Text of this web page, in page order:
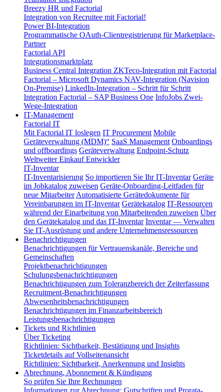
Breezy HR und Factorial
Integration von Recruitee mit Factorial!
Power BI-Integration
Programmatische OAuth-Clientregistrierung für Marketplace-
Partner
Factorial API
Integrationsmarktplatz
Business Central Integration ZKTeco-Integration mit Factorial
Factorial – Microsoft Dynamics NAV-Integration (Navision
On-Premise) LinkedIn-Integration – Schritt für Schritt
Integration Factorial – SAP Business One InfoJobs Zwei-
Wege-Integration
IT-Management
Factorial IT
Mit Factorial IT loslegen IT Procurement Mobile
Geräteverwaltung (MDM)“ SaaS Management Onboardings
und offboardings Geräteverwaltung Endpoint-Schutz
Weltweiter EinkaufEntwickler
IT-Inventar
IT-Inventarisierung So importieren Sie Ihr IT-Inventar Geräte
im Jobkatalog zuweisen Geräte-Onboarding-Leitfaden für
neue Mitarbeiter Automatisierte Gerätedokumente für
Vereinbarungen im IT-Inventar Gerätekatalog IT-Ressourcen
während der Einarbeitung von Mitarbeitenden zuweisen Über
den Gerätekatalog und das IT-Inventar Inventar — Verwalten
Sie IT-Ausrüstung und andere Unternehmensressourcen
Benachrichtigungen
Benachrichtigungen für Vertrauenskanäle, Bereiche und
Gemeinschaften
Projektbenachrichtigungen
Schulungsbenachrichtigungen
Benachrichtigungen zum Toleranzbereich der Zeiterfassung
Recruitment-Benachrichtigungen
Abwesenheitsbenachrichtigungen
Benachrichtigungen im Finanzarbeitsbereich
Leistungsbenachrichtigungen
Tickets und Richtlinien
Über Ticketing
Richtlinien: Sichtbarkeit, Bestätigung und Insights
Ticketdetails auf Vollseitenansicht
Richtlinien: Sichtbarkeit, Anerkennung und Insights
Abrechnung, Abonnement & Kündigung
So prüfen Sie Ihre Rechnungen
Informationen zur Abrechnung: Gutschriften und Prorata-